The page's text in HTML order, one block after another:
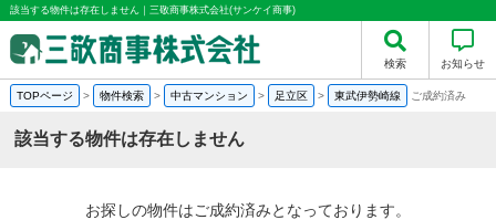
該当する物件は存在しません｜三敬商事株式会社(サンケイ商事)
検索 お知らせ
TOPページ > 物件検索 > 中古マンション > 足立区 > 東武伊勢崎線 ご成約済み
該当する物件は存在しません
お探しの物件はご成約済みとなっております。